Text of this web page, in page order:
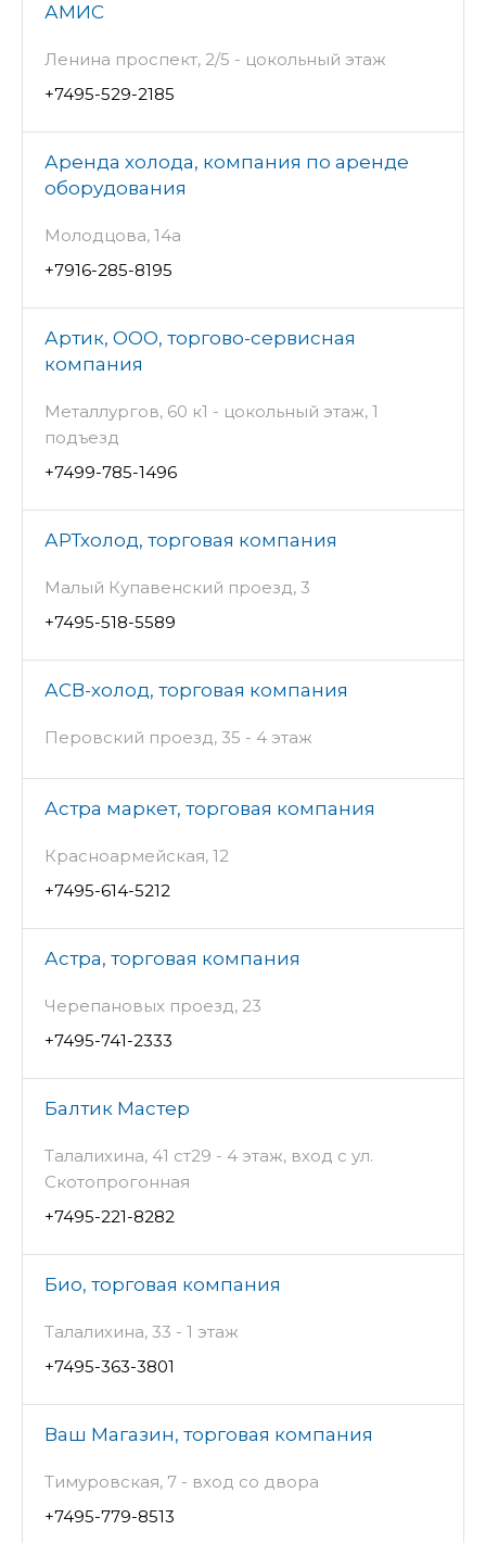
АМИС
Ленина проспект, 2/5 - цокольный этаж
+7495-529-2185
Аренда холода, компания по аренде
оборудования
Молодцова, 14а
+7916-285-8195
Артик, ООО, торгово-сервисная
компания
Металлургов, 60 к1 - цокольный этаж, 1
подъезд
+7499-785-1496
АРТхолод, торговая компания
Малый Купавенский проезд, 3
+7495-518-5589
АСВ-холод, торговая компания
Перовский проезд, 35 - 4 этаж
Астра маркет, торговая компания
Красноармейская, 12
+7495-614-5212
Астра, торговая компания
Черепановых проезд, 23
+7495-741-2333
Балтик Мастер
Талалихина, 41 ст29 - 4 этаж, вход с ул.
Скотопрогонная
+7495-221-8282
Био, торговая компания
Талалихина, 33 - 1 этаж
+7495-363-3801
Ваш Магазин, торговая компания
Тимуровская, 7 - вход со двора
+7495-779-8513